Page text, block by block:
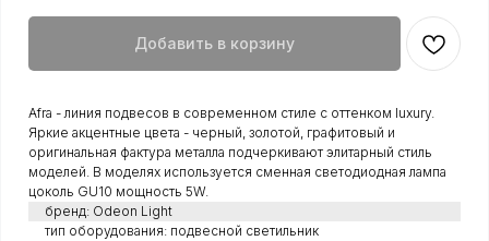
Добавить в корзину
Afra - линия подвесов в современном стиле с оттенком luxury.
Яркие акцентные цвета - черный, золотой, графитовый и
оригинальная фактура металла подчеркивают элитарный стиль
моделей. В моделях используется сменная светодиодная лампа
цоколь GU10 мощность 5W.
бренд: Odeon Light
тип оборудования: подвесной светильник